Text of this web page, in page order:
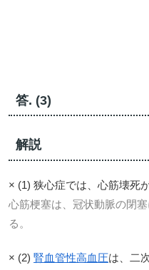
答. (3)
解説
× (1) 狭心症では、心筋壊死
心筋梗塞は、冠状動脈の閉
る。
× (2) 腎血管性高血圧は、二